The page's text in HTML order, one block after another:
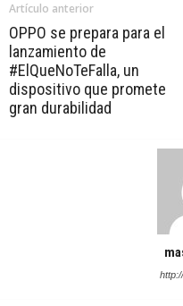
Artículo anterior
OPPO se prepara para el
lanzamiento de
#ElQueNoTeFalla, un
dispositivo que promete
gran durabilidad